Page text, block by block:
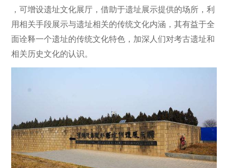
，可增设遗址文化展厅 ，借助于遗址展示提供的场所，利
用相关手段展示与遗址相关的传统文化内涵，其有益于全
面诠释一个遗址的传统文化特色，加深人们对考古遗址和
相关历史文化的认识。